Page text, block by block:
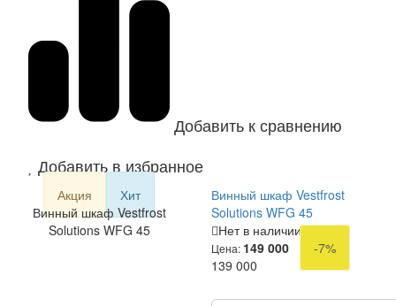
Добавить к сравнению
Добавить в избранное
Акция
Хит
Винный шкаф Vestfrost
Solutions WFG 45
Винный шкаф Vestfrost
Solutions WFG 45
Нет в наличии
Цена: 149 000
-7%
139 000